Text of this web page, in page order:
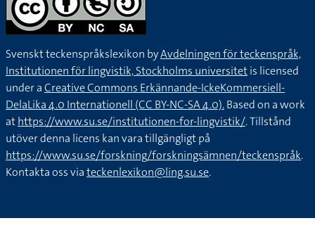
Svenskt teckenspråkslexikon byAvdelningen för teckenspråk,
Institutionen för lingvistik, Stockholms universitetis licensed
under aCreative Commons Erkännande-IckeKommersiell-
DelaLika 4.0 Internationell (CC BY-NC-SA 4.0).Based on a work
athttps://www.su.se/institutionen-for-lingvistik/. Tillstånd
utöver denna licens kan vara tillgängligt på
https://www.su.se/forskning/forskningsämnen/teckenspråk.
Kontakta oss viateckenlexikon@ling.su.se.